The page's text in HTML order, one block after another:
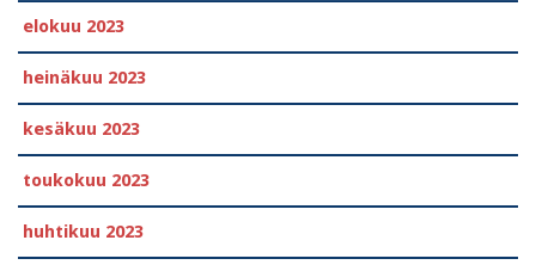
elokuu 2023
heinäkuu 2023
kesäkuu 2023
toukokuu 2023
huhtikuu 2023